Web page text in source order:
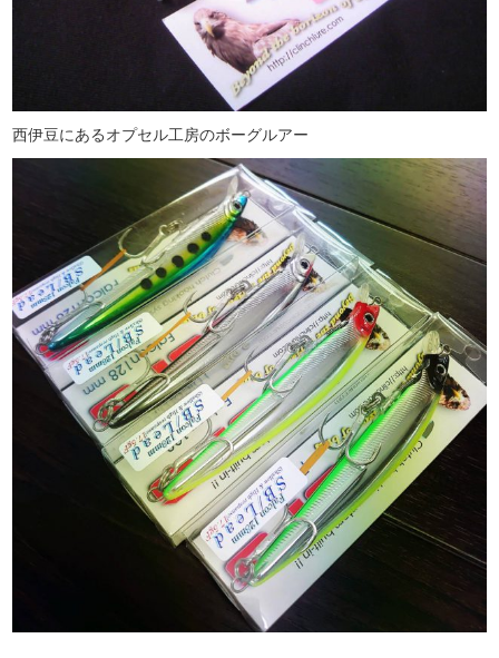
西伊豆にあるオプセル工房のボーグルアー